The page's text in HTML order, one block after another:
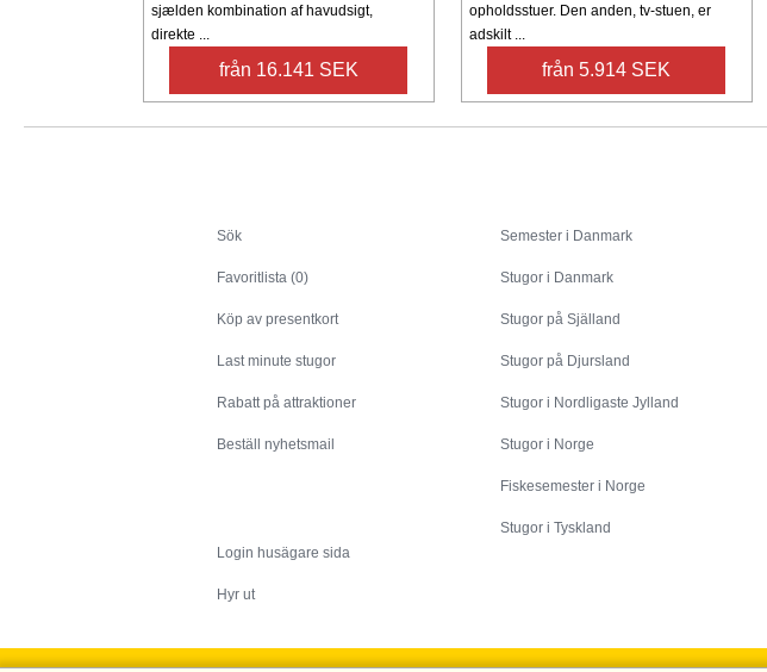
sjælden kombination af havudsigt,
direkte ...
från 16.141 SEK
opholdsstuer. Den anden, tv-stuen, er
adskilt ...
från 5.914 SEK
Sök
Favoritlista (0)
Köp av presentkort
Last minute stugor
Rabatt på attraktioner
Beställ nyhetsmail
Login husägare sida
Hyr ut
Semester i Danmark
Stugor i Danmark
Stugor på Själland
Stugor på Djursland
Stugor i Nordligaste Jylland
Stugor i Norge
Fiskesemester i Norge
Stugor i Tyskland